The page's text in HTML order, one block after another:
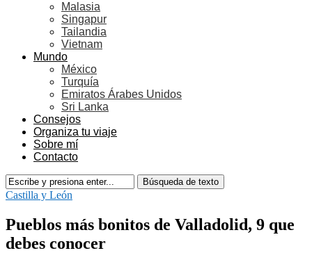
Malasia
Singapur
Tailandia
Vietnam
Mundo
México
Turquía
Emiratos Árabes Unidos
Sri Lanka
Consejos
Organiza tu viaje
Sobre mí
Contacto
Castilla y León
Pueblos más bonitos de Valladolid, 9 que
debes conocer